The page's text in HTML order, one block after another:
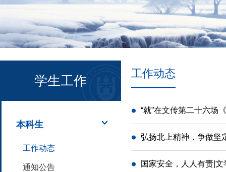
学生工作
本科生
工作动态
通知公告
工作动态
“就”在文传第二十六
弘扬北上精神，争做坚
国家安全，人人有责|